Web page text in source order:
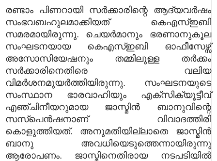
രണ്ടാം പിണറായി സര്‍ക്കാരിന്റെ ആദ്യവര്‍ഷം
സംഭവബഹുലമാക്കിയത് കെഎസ്ഇബി
സമരമായിരുന്നു. ചെയര്‍മാനും ഭരണാനുകൂല
സംഘടനയായ കെഎസ്ഇബി ഓഫീസേഴ്സ്
അസോസിയേഷനും തമ്മിലുള്ള തര്‍ക്കം
സര്‍ക്കാരിനെതിരെ വലിയ
വിമര്‍ശനമുയര്‍ത്തിയിരുന്നു. സംഘടനയുടെ
സംസ്ഥാന ഭാരവാഹിയും എക്സിക്യൂട്ടീവ്
എഞ്ചിനീയറുമായ ജാസ്മിന്‍ ബാനുവിന്റെ
സസ്പെന്‍ഷനാണ് വിവാദത്തിരി
കൊളുത്തിയത്. അനുമതിയില്ലാതെ ജാസ്മിന്‍
ബാനു അവധിയെടുത്തെന്നായിരുന്നു
ആരോപണം. ജാസ്മിനെതിരായ നടപടിയില്‍